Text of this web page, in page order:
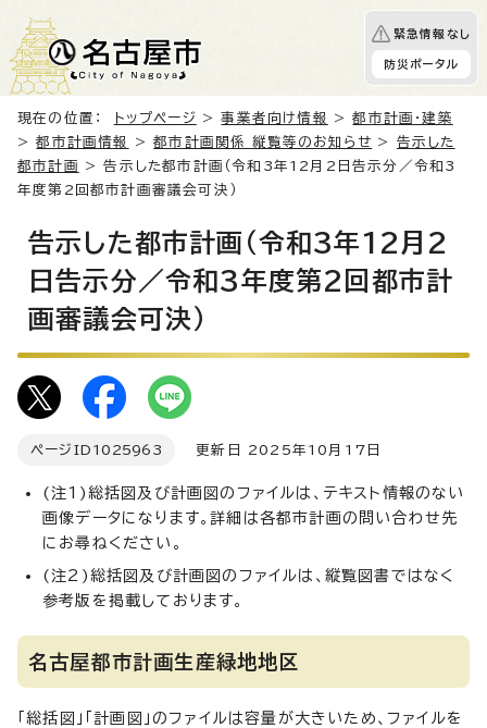
緊急情報なし
防災ポータル
現在の位置： トップページ >事業者向け情報 >都市計画・建築
>都市計画情報 >都市計画関係 縦覧等のお知らせ > 告示した
都市計画
> 告示した都市計画（令和3年12月2日告示分／令和3
年度第2回都市計画審議会可決）
告示した都市計画（令和3年12月2
日告示分／令和3年度第2回都市計
画審議会可決）
ページID 1025963 更新日 2025年10月17日
(注1)総括図及び計画図のファイルは、テキスト情報のない
画像データになります。詳細は各都市計画の問い合わせ先
にお尋ねください。
(注2)総括図及び計画図のファイルは、縦覧図書ではなく
参考版を掲載しております。
名古屋都市計画生産緑地地区
「総括図」「計画図」のファイルは容量が大きいため、ファイルを